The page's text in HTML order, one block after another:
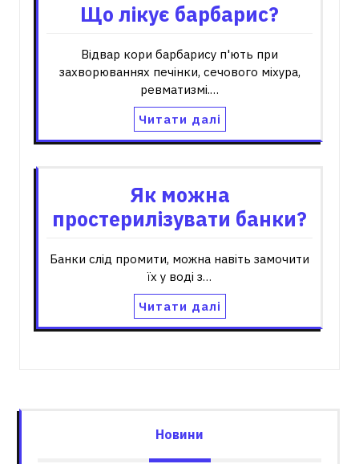
Що лікує барбарис?
Відвар кори барбарису п'ють при
захворюваннях печінки, сечового міхура,
ревматизмі.…
Читати далі
Як можна
простерилізувати банки?
Банки слід промити, можна навіть замочити
їх у воді з…
Читати далі
Новини